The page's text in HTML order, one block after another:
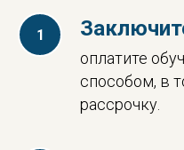
оплатите
способом, в
рассрочку.